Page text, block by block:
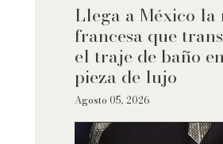
Llega a México la
francesa que
el traje de baño
pieza de lujo
Agosto 05, 2026